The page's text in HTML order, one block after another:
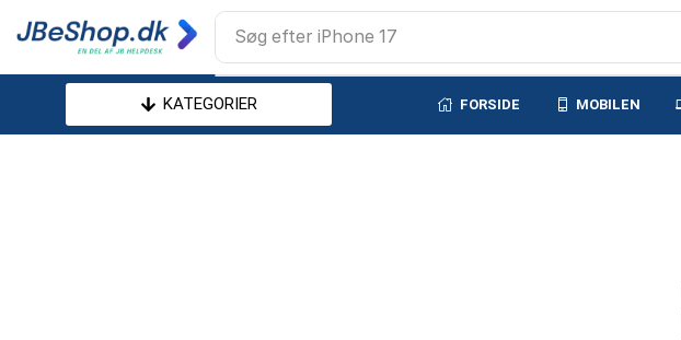
Søg efter iPhone 17
KATEGORIER FORSIDE MOBILEN